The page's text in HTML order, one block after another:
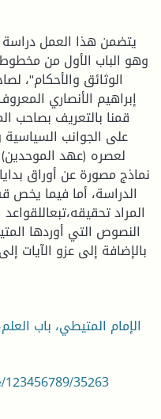
يتضمن هذا العمل دراسة
وهو الباب الأول من
الوثائق والأحكام"،
قمنا بالتعريف بصاحب
على الجوانب السياسية
لعصره (عهد
نماذج مصورة عن أوراق
الدراسة، أما فيما يخص
المراد
النصوص التي أوردها
بالإضافة إلى عزو الآيات
الإمام المتيطي، باب
123456789/35263